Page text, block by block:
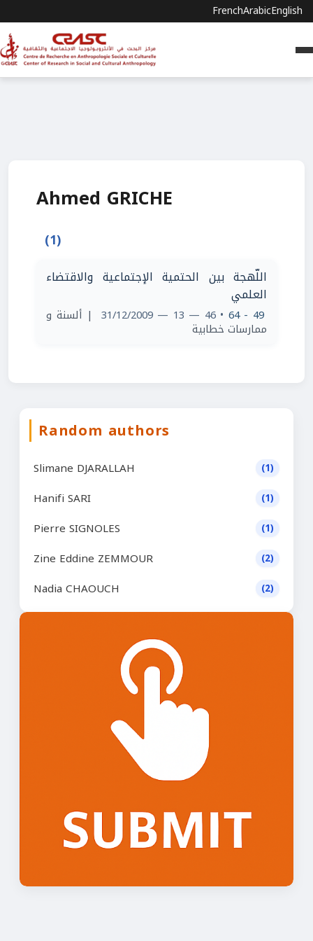
FrenchArabicEnglish
Ahmed GRICHE
(1)
اللّهجة بين الحتمية الإجتماعية والاقتضاء
العلمي
49 - 64
• 46 — 13 — 31/12/2009 | ألسنة و
ممارسات خطابية
Random authors
Slimane DJARALLAH (1)
Hanifi SARI (1)
Pierre SIGNOLES (1)
Zine Eddine ZEMMOUR (2)
Nadia CHAOUCH (2)